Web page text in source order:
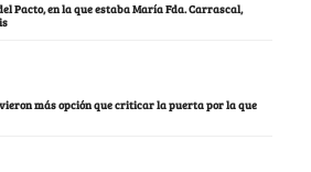
Pacto, en la que estaba María Fda. Carrascal,
más opción que criticar la puerta por la que